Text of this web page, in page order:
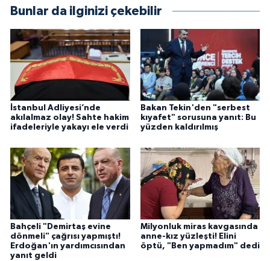
Bunlar da ilginizi çekebilir
İstanbul Adliyesi’nde
akılalmaz olay! Sahte hakim
ifadeleriyle yakayı ele verdi
Bakan Tekin'den "serbest
kıyafet" sorusuna yanıt: Bu
yüzden kaldırılmış
Bahçeli "Demirtaş evine
dönmeli" çağrısı yapmıştı!
Erdoğan'ın yardımcısından
yanıt geldi
Milyonluk miras kavgasında
anne-kız yüzleşti! Elini
öptü, "Ben yapmadım" dedi